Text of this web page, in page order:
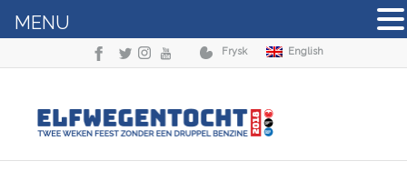
Frysk English
MENU